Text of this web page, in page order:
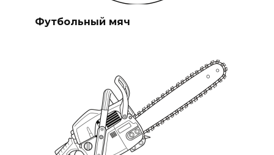
Футбольный мяч